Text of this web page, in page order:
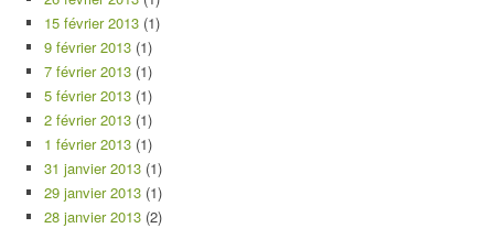
15 février 2013 (1)
9 février 2013 (1)
7 février 2013 (1)
5 février 2013 (1)
2 février 2013 (1)
1 février 2013 (1)
31 janvier 2013 (1)
29 janvier 2013 (1)
28 janvier 2013 (2)